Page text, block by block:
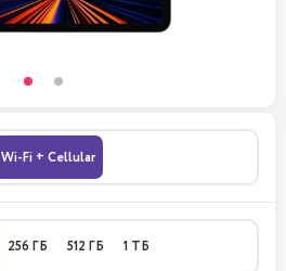
Wi-Fi + Cellular
256 ГБ 512 ГБ 1 ТБ